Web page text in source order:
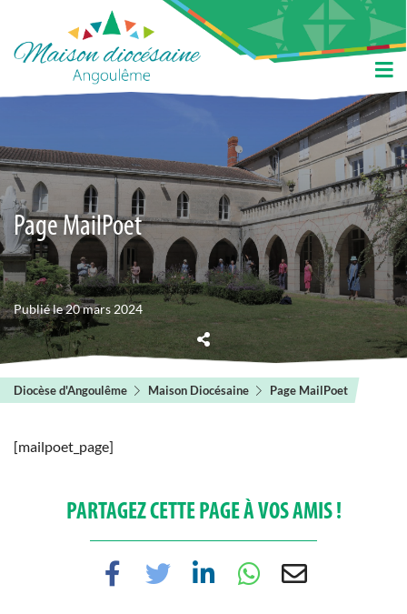
Page MailPoet
Publié le 20 mars 2024
Diocèse d'Angoulême Maison Diocésaine Page MailPoet
[mailpoet_page]
PARTAGEZ CETTE PAGE À VOS AMIS !